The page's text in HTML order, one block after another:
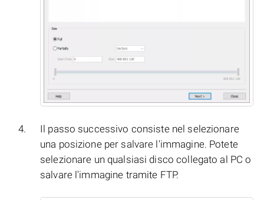
Il passo successivo consiste nel selezionare
una posizione per salvare l'immagine. Potete
selezionare un qualsiasi disco collegato al PC o
salvare l'immagine tramite FTP.